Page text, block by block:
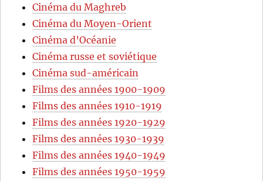
Cinéma du Maghreb
Cinéma du Moyen-Orient
Cinéma d’Océanie
Cinéma russe et soviétique
Cinéma sud-américain
Films des années 1900-1909
Films des années 1910-1919
Films des années 1920-1929
Films des années 1930-1939
Films des années 1940-1949
Films des années 1950-1959